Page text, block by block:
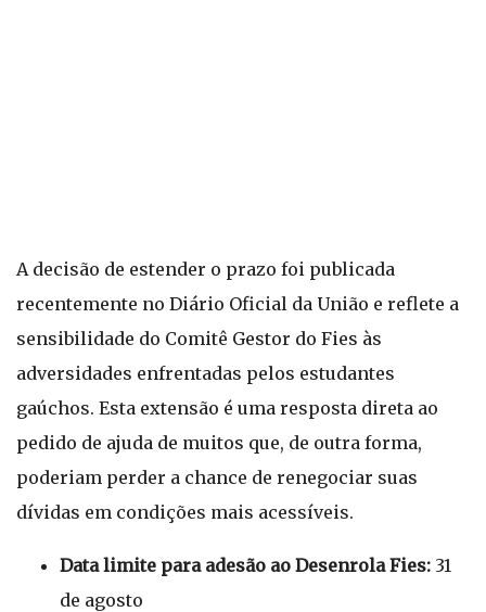
A decisão de estender o prazo foi publicada
recentemente no Diário Oficial da União e reflete a
sensibilidade do Comitê Gestor do Fies às
adversidades enfrentadas pelos estudantes
gaúchos. Esta extensão é uma resposta direta ao
pedido de ajuda de muitos que, de outra forma,
poderiam perder a chance de renegociar suas
dívidas em condições mais acessíveis.
Data limite para adesão ao Desenrola Fies: 31
de agosto